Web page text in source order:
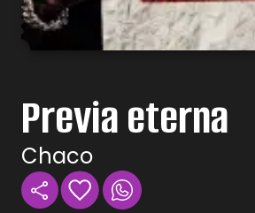
Previa eterna
Chaco